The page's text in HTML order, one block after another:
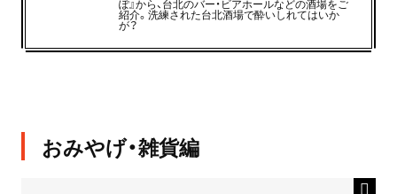
ぽ』から、台北のバー・ビアホールなどの酒場をご
紹介。洗練された台北酒場で酔いしれてはいか
が？
おみやげ・雑貨編